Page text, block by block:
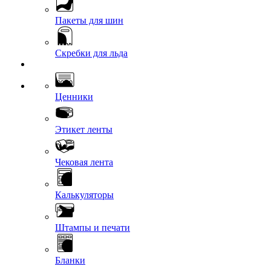
Пакеты для шин
Скребки для льда
Ценники
Этикет ленты
Чековая лента
Калькуляторы
Штампы и печати
Бланки